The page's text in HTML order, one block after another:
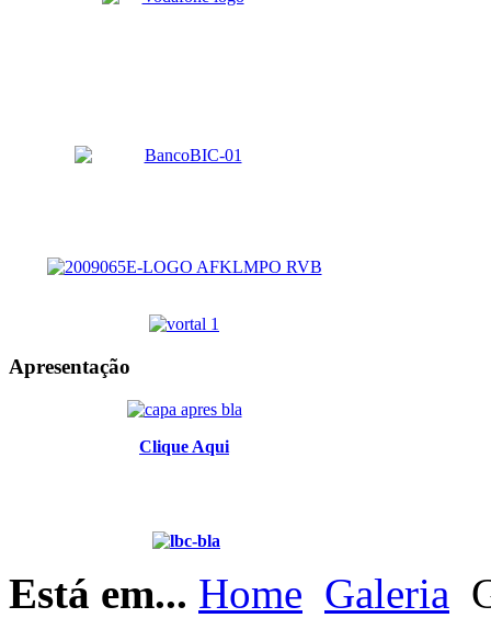
Apresentação
Clique Aqui
Está em... Home Galeria